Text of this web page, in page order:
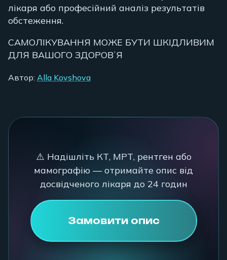
лікаря або професійний аналіз результатів
обстеження.
САМОЛІКУВАННЯ МОЖЕ БУТИ ШКІДЛИВИМ
ДЛЯ ВАШОГО ЗДОРОВʼЯ
Автор: Alla Kovshova
⚠️ Надішліть КТ, МРТ, рентген або
мамографію — отримайте опис від
досвідченого лікаря до 24 годин
Замовити опис